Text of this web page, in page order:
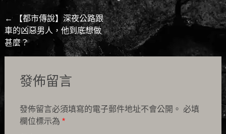
Post
navigation
←【都市傳說】深夜公路跟
車的凶惡男人，他到底想做
甚麼？
發佈留言
發佈留言必須填寫的電子郵件地址不會公開。 必填
欄位標示為 *